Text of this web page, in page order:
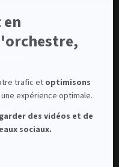
trafic et optimisons
expérience optimale.
des vidéos et de
sociaux.
et visiteurs